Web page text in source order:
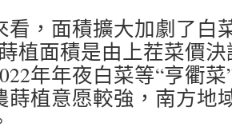
看，面積擴大加劇了白
植面積是由上茬菜價
年年夜白菜等“亨衢
蒔植意愿較強，南方地